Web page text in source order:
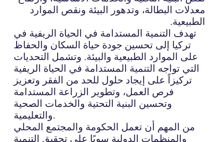
معدلات البطالة، وتدهور البيئة ونقص الموارد
الطبيعية.
تهدف التنمية المستدامة في الحياة الريفية في
تركيا إلى تحسين جودة حياة السكان والحفاظ
على الموارد الطبيعية والبيئة. وتشمل التحديات
التي تواجه التنمية المستدامة في الحياة الريفية
تركيزاً على إيجاد حلول للحد من الفقر وتعزيز
فرص العمل، وتطوير الزراعة المستدامة
وتحسين البنية التحتية والخدمات الصحية
والتعليمية.
من المهم أن تعمل الحكومة والمجتمع المحلي
والمنظمات الدولية سويًا على تحقيق التنمية